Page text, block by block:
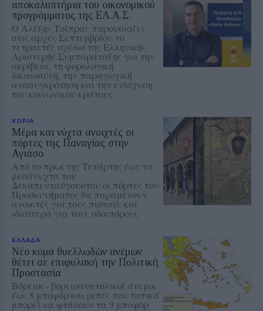
αποκαλυπτήρια του οικονομικού
προγράμματος της ΕΛ.Α.Σ.
Ο Αλέξης Τσίπρας παρουσιάζει
στις αρχές Σεπτεμβρίου το
τετραετές σχέδιο της Ελληνικής
Αριστερής Συμπαράταξης για την
ακρίβεια, τη φορολογική
δικαιοσύνη, την παραγωγική
ανασυγκρότηση και την ενίσχυση
του κοινωνικού κράτους
ΧΩΡΙΑ
Μέρα και νύχτα ανοιχτές οι
πόρτες της Παναγίας στην
Αγιάσο
Από το πρωί της Τετάρτης έως τα
μεσάνυχτα του
Δεκαπενταύγουστου οι πόρτες του
Προσκυνήματος θα παραμένουν
ανοικτές για τους πιστούς και
ιδιαίτερα για τους οδοιπόρους
ΕΛΛΑΔΑ
Νέο κύμα θυελλωδών ανέμων
θέτει σε επιφυλακή την Πολιτική
Προστασία
Βόρειοι - βορειοανατολικοί άνεμοι
έως 8 μποφόρ και ριπές που τοπικά
μπορεί να φτάσουν τα 9 μποφόρ